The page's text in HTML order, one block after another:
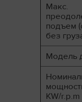
Макс.
подъем
без
Модель
KW/r.p.m